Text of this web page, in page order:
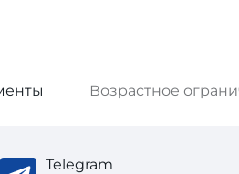
Возрастное
Telegram